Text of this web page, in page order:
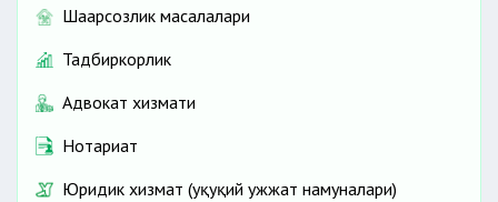
Шаҳарсозлик масалалари
Тадбиркорлик
Адвокат хизмати
Нотариат
Юридик хизмат (ҳуқуқий ҳужжат намуналари)